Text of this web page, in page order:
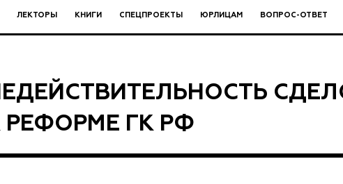
ЛЕКТОРЫ КНИГИ СПЕЦПРОЕКТЫ ЮРЛИЦАМ ВОПРОС-ОТВЕТ
РЕФОРМЕ ГК РФ